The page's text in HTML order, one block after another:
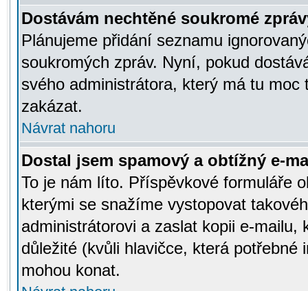
Dostávám nechtěné soukromé
Plánujeme přidání seznamu
soukromých zpráv. Nyní, pokud
svého administrátora, který má tu
zakázat.
Návrat nahoru
Dostal jsem spamový a obtížný e-
To je nám líto. Příspěvkové formuláře
kterými se snažíme vystopovat
administrátorovi a zaslat kopii e-mailu,
důležité (kvůli hlavičce, která potřebné
mohou konat.